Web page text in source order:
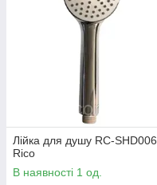
Лійка для душу RC-SHD006
Rico
В наявності 1 од.